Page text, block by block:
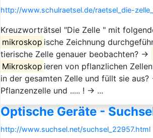
http://www.schulraetsel.de/raetsel_die-
Kreuzworträtsel "Die Zelle " mit
mikroskop ische Zeichnung
tierische Zelle genauer beobachten? →
Mikroskop ieren von pflanzlichen
in der gesamten Zelle und füllt sie
Pflanzenzelle und ..... ! → ...
Optische Geräte -
http://www.suchsel.net/suchsel_22957.html